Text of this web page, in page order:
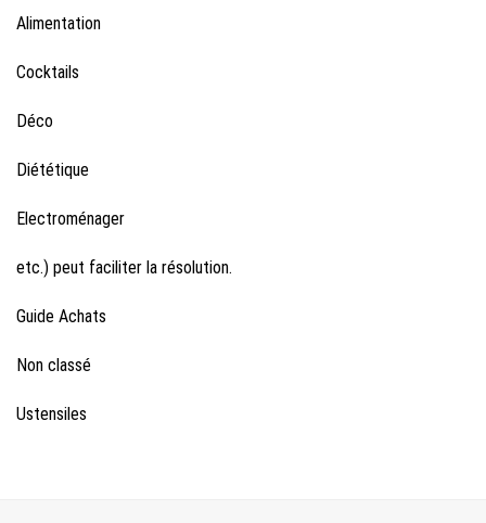
Alimentation
Cocktails
Déco
Diététique
Electroménager
etc.) peut faciliter la résolution.
Guide Achats
Non classé
Ustensiles